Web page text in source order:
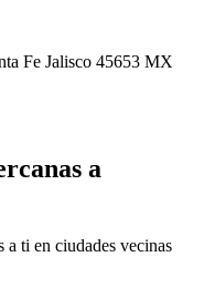
Fe Jalisco 45653 MX
a
a ti en ciudades vecinas